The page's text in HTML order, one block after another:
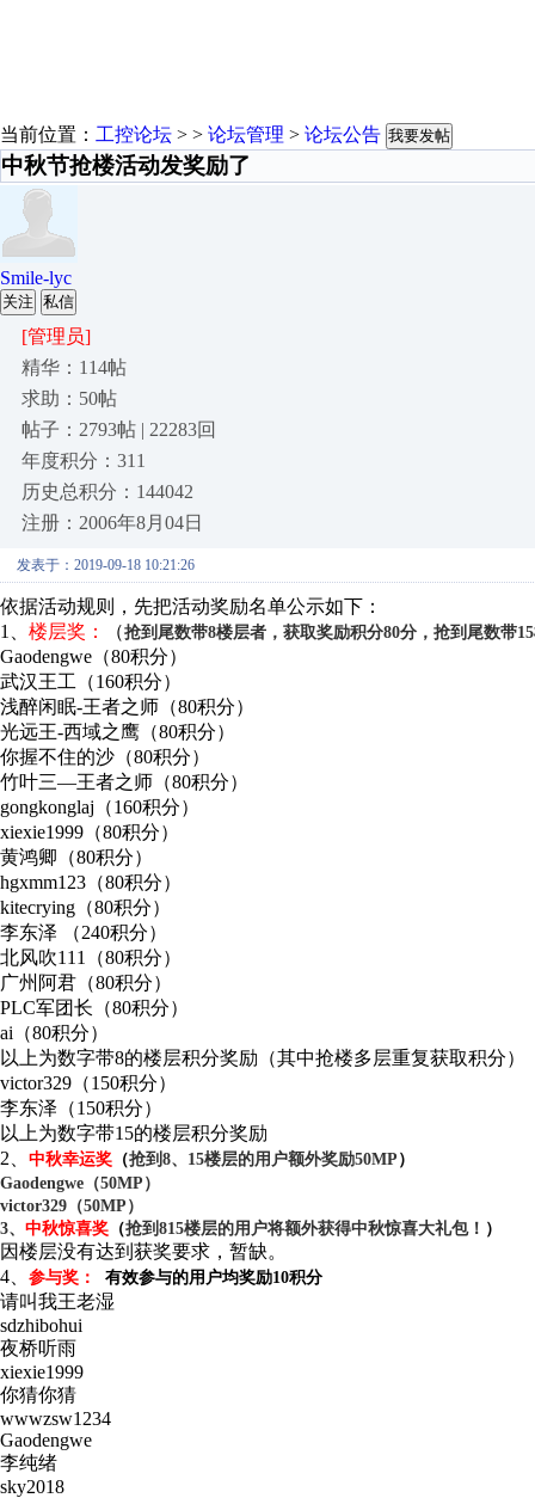
当前位置： 工控论坛 > > 论坛管理 > 论坛公告 我要发帖
中秋节抢楼活动发奖励了
Smile-lyc
关注 私信
[管理员]
精华：114帖
求助：50帖
帖子：2793帖 | 22283回
年度积分：311
历史总积分：144042
注册：2006年8月04日
发表于：2019-09-18 10:21:26
依据活动规则，先把活动奖励名单公示如下：
1、 楼层奖： （抢到尾数带8楼层者，获取奖励积分80分，抢到尾数带
Gaodengwe（80积分）
武汉王工（160积分）
浅醉闲眠-王者之师（80积分）
光远王-西域之鹰（80积分）
你握不住的沙（80积分）
竹叶三—王者之师（80积分）
gongkonglaj（160积分）
xiexie1999（80积分）
黄鸿卿（80积分）
hgxmm123（80积分）
kitecrying（80积分）
李东泽 （240积分）
北风吹111（80积分）
广州阿君（80积分）
PLC军团长（80积分）
ai（80积分）
以上为数字带8的楼层积分奖励（其中抢楼多层重复获取积分）
victor329（150积分）
李东泽（150积分）
以上为数字带15的楼层积分奖励
2、 中秋幸运奖 （抢到8、15楼层的用户额外奖励50MP ）
Gaodengwe（50MP）
victor329 （50MP）
3、 中秋惊喜奖 （抢到815楼层的用户将额外获得中秋惊喜大礼包！ ）
因楼层没有达到获奖要求，暂缺。
4、 参与奖： 有效参与的用户均奖励10积分
请叫我王老湿
sdzhibohui
夜桥听雨
xiexie1999
你猜你猜
wwwzsw1234
Gaodengwe
李纯绪
sky2018